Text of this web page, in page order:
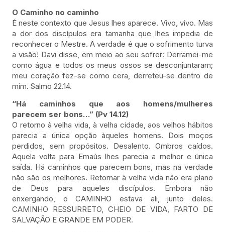
O Caminho no caminho
É neste contexto que Jesus lhes aparece. Vivo, vivo. Mas
a dor dos discípulos era tamanha que lhes impedia de
reconhecer o Mestre. A verdade é que o sofrimento turva
a visão! Davi disse, em meio ao seu sofrer: Derramei-me
como água e todos os meus ossos se desconjuntaram;
meu coração fez-se como cera, derreteu-se dentro de
mim. Salmo 22.14.
“Há caminhos que aos homens/mulheres
parecem ser bons…” (Pv 14.12)
O retorno à velha vida, à velha cidade, aos velhos hábitos
parecia a única opção àqueles homens. Dois moços
perdidos, sem propósitos. Desalento. Ombros caídos.
Aquela volta para Emaús lhes parecia a melhor e única
saída. Há caminhos que parecem bons, mas na verdade
não são os melhores. Retornar à velha vida não era plano
de Deus para aqueles discípulos. Embora não
enxergando, o CAMINHO estava ali, junto deles.
CAMINHO RESSURRETO, CHEIO DE VIDA, FARTO DE
SALVAÇÃO E GRANDE EM PODER.